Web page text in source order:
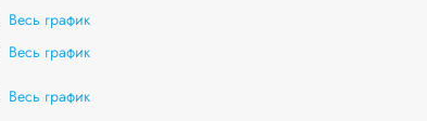
Весь график
Весь график
Весь график